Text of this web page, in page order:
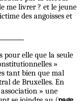
me livrer ? et le jeune
des angoisses et
pour elle que la seule
»
tant bien que mal
de Bruxelles. En
» une